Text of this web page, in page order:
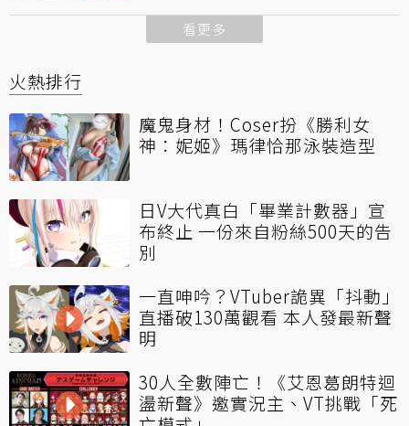
看更多
火熱排行
魔鬼身材！Coser扮《勝利女
神：妮姬》瑪律恰那泳裝造型
日V大代真白「畢業計數器」宣
布終止 一份來自粉絲500天的告
別
一直呻吟？VTuber詭異「抖動」
直播破130萬觀看 本人發最新聲
明
30人全數陣亡！《艾恩葛朗特迴
盪新聲》邀實況主、VT挑戰「死